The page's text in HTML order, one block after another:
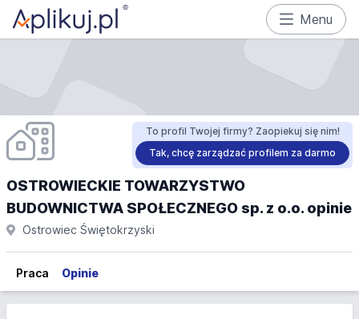
Menu
To profil Twojej firmy? Zaopiekuj się nim!
Tak, chcę zarządzać profilem za darmo
OSTROWIECKIE TOWARZYSTWO
BUDOWNICTWA SPOŁECZNEGO sp. z o.o. opinie
Ostrowiec Świętokrzyski
Praca Opinie